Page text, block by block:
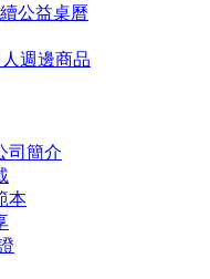
公益桌曆
週邊商品
司簡介
本